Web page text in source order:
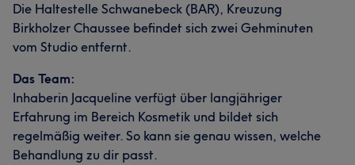
Die Haltestelle Schwanebeck (BAR), Kreuzung
Birkholzer Chaussee befindet sich zwei Gehminuten
vom Studio entfernt.
Das Team:
Inhaberin Jacqueline verfügt über langjähriger
Erfahrung im Bereich Kosmetik und bildet sich
regelmäßig weiter. So kann sie genau wissen, welche
Behandlung zu dir passt.